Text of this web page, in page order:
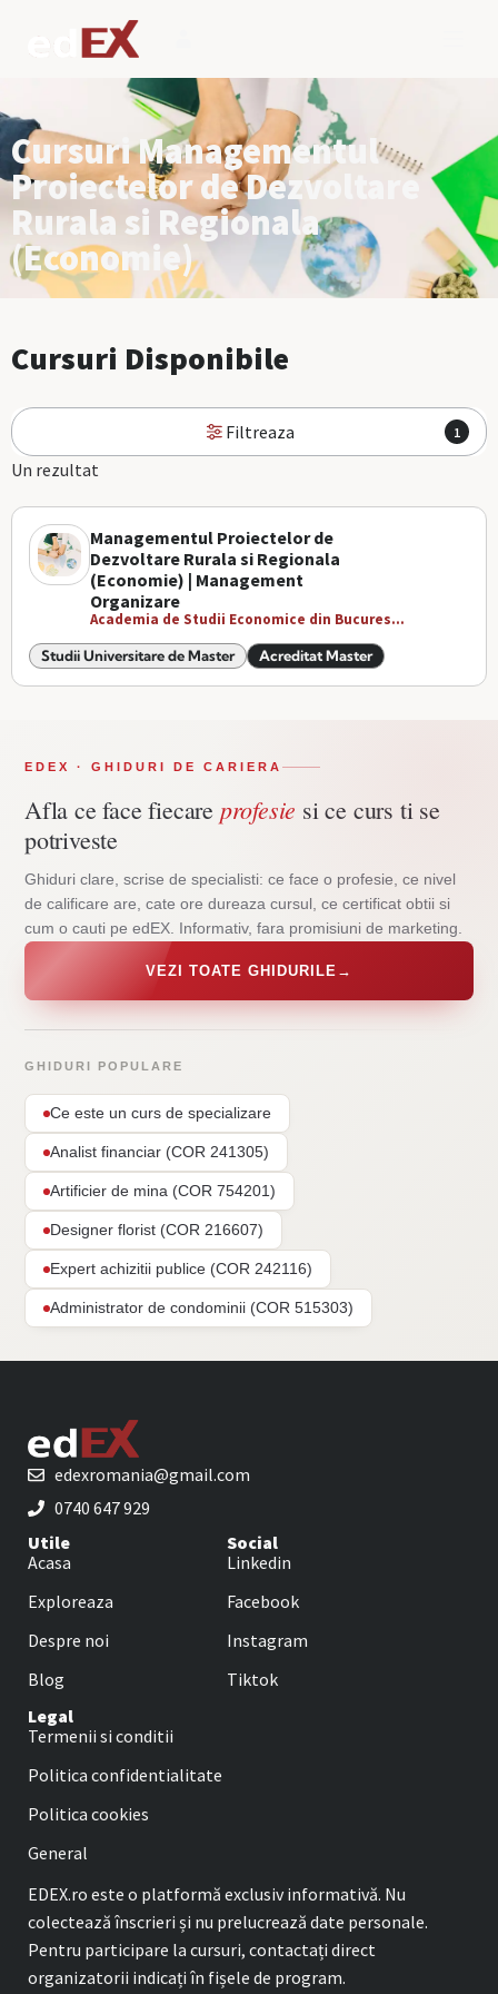
Cursuri Managementul
Proiectelor de Dezvoltare
Rurala si Regionala
(Economie)
Cursuri Disponibile
Filtreaza 1
Un rezultat
Managementul Proiectelor de
Dezvoltare Rurala si Regionala
(Economie) | Management
Organizare
Academia de Studii Economice din Bucures...
Studii Universitare de Master Acreditat Master
EDEX · GHIDURI DE CARIERA
Afla ce face fiecare profesie si ce curs ti se
potriveste
Ghiduri clare, scrise de specialisti: ce face o profesie, ce nivel
de calificare are, cate ore dureaza cursul, ce certificat obtii si
cum o cauti pe edEX. Informativ, fara promisiuni de marketing.
VEZI TOATE GHIDURILE →
GHIDURI POPULARE
Ce este un curs de specializare
Analist financiar (COR 241305)
Artificier de mina (COR 754201)
Designer florist (COR 216607)
Expert achizitii publice (COR 242116)
Administrator de condominii (COR 515303)
edexromania@gmail.com
0740 647 929
Utile
Acasa
Exploreaza
Despre noi
Blog
Social
Linkedin
Facebook
Instagram
Tiktok
Legal
Termenii si conditii
Politica confidentialitate
Politica cookies
General
EDEX.ro este o platformă exclusiv informativă. Nu
colectează înscrieri și nu prelucrează date personale.
Pentru participare la cursuri, contactați direct
organizatorii indicați în fișele de program.